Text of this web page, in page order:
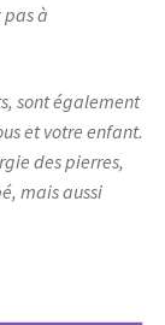
à
sont également
et votre enfant.
des pierres,
mais aussi